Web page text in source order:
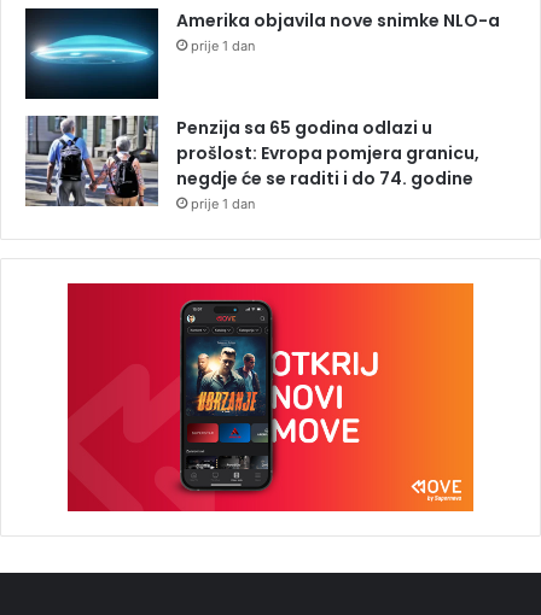
Amerika objavila nove snimke NLO-a
prije 1 dan
Penzija sa 65 godina odlazi u
prošlost: Evropa pomjera granicu,
negdje će se raditi i do 74. godine
prije 1 dan